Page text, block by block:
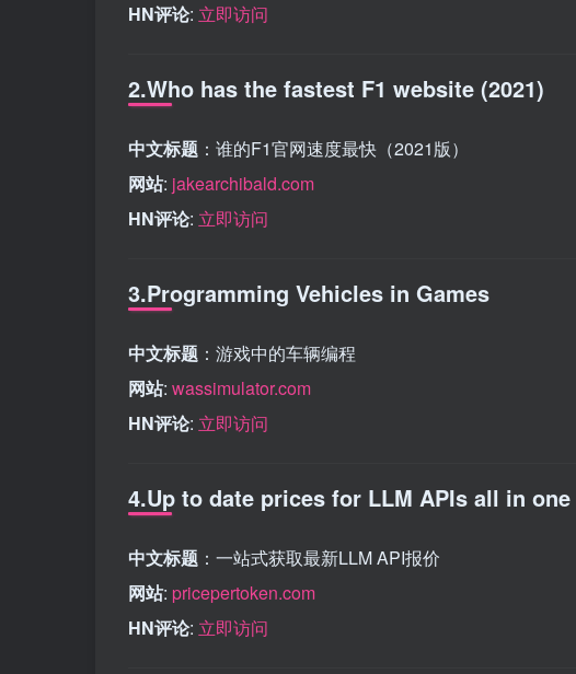
HN评论: 立即访问
2.Who has the fastest F1 website (2021)
中文标题 ：谁的F1官网速度最快（2021版）
网站: jakearchibald.com
HN评论: 立即访问
3.Programming Vehicles in Games
中文标题 ：游戏中的车辆编程
网站: wassimulator.com
HN评论: 立即访问
4.Up to date prices for LLM APIs all in
中文标题 ：一站式获取最新LLM API报价
网站: pricepertoken.com
HN评论: 立即访问